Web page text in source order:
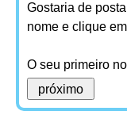
Gostaria de
nome e clique
O seu primeiro